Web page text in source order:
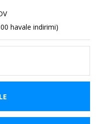
havale indirimi)